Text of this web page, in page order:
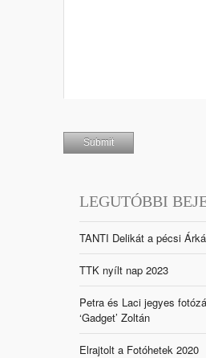
LEGUTÓBBI
TANTI Delikát a pécsi
TTK nyílt nap 2023
Petra és Laci jegyes
‘Gadget’ Zoltán
Elrajtolt a Fotóhetek 2020